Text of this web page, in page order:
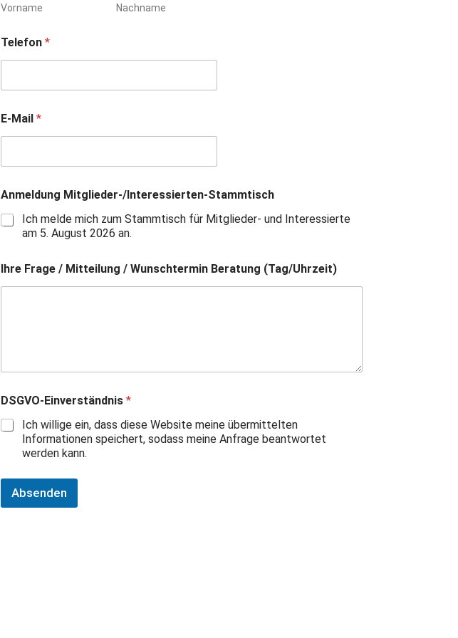
Vorname Nachname
Telefon *
E-Mail *
Anmeldung Mitglieder-/Interessierten-Stammtisch
Ich melde mich zum Stammtisch für Mitglieder- und Interessierte
am 5. August 2026 an.
Ihre Frage / Mitteilung / Wunschtermin Beratung (Tag/Uhrzeit)
DSGVO-Einverständnis *
Ich willige ein, dass diese Website meine übermittelten
Informationen speichert, sodass meine Anfrage beantwortet
werden kann.
Absenden